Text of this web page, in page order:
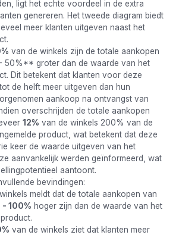
ligt het echte voordeel in de extra
genereren. Het tweede diagram biedt
meer klanten uitgeven naast het
van de winkels zijn de totale aankopen
50%** groter dan de waarde van het
Dit betekent dat klanten voor deze
de helft meer uitgeven dan hun
aankoop na ontvangst van
overschrijden de totale aankopen
12% van de winkels 200% van de
product, wat betekent dat deze
keer de waarde uitgeven van het
aanvankelijk werden geïnformeerd, wat
aantoont.
bevindingen:
meldt dat de totale aankopen van
- 100% hoger zijn dan de waarde van het
van de winkels ziet dat klanten meer